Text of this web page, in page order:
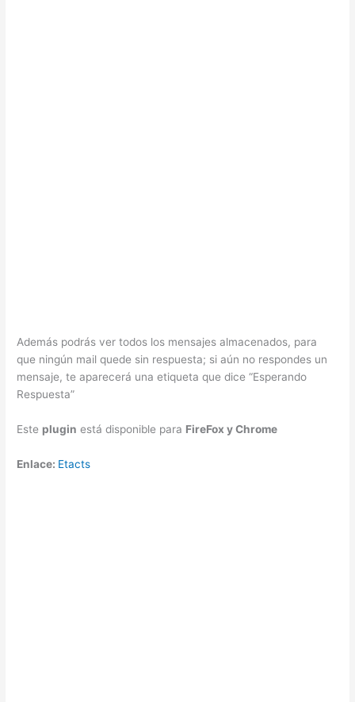
Además podrás ver todos los mensajes almacenados, para
que ningún mail quede sin respuesta; si aún no respondes un
mensaje, te aparecerá una etiqueta que dice “Esperando
Respuesta”
Este plugin está disponible para FireFox y Chrome
Enlace: Etacts